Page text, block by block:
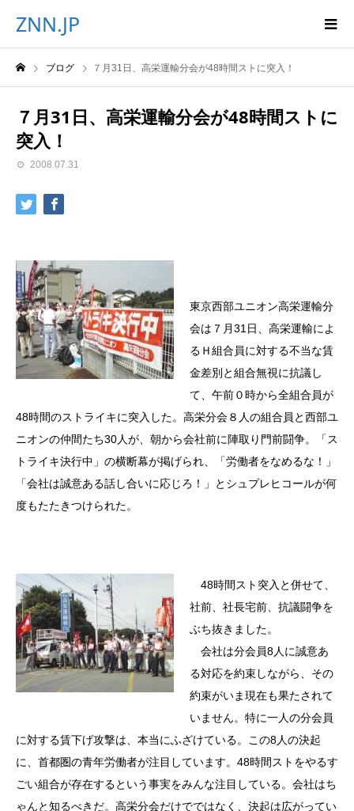
ZNN.JP
ブログ ７月31日、高栄運輸分会が48時間ストに突入！
７月31日、高栄運輸分会が48時間ストに
突入！
2008.07.31
東京西部ユニオン高栄運輸分
会は７月31日、高栄運輸によ
るＨ組合員に対する不当な賃
金差別と組合無視に抗議し
て、午前０時から全組合員が
48時間のストライキに突入した。高栄分会８人の組合員と西部ユ
ニオンの仲間たち30人が、朝から会社前に陣取り門前闘争。「ス
トライキ決行中」の横断幕が掲げられ、「労働者をなめるな！」
「会社は誠意ある話し合いに応じろ！」とシュプレヒコールが何
度もたたきつけられた。
48時間スト突入と併せて、
社前、社長宅前、抗議闘争を
ぶち抜きました。
会社は分会員8人に誠意あ
る対応を約束しながら、その
約束がいま現在も果たされて
いません。特に一人の分会員
に対する賃下げ攻撃は、本当にふざけている。この8人の決起
に、首都圏の青年労働者が注目しています。48時間ストをやるす
ごい組合が存在するという事実をみんな注目している。会社はち
ゃんと知るべきだ。高栄分会だけでではなく、決起は広がってい